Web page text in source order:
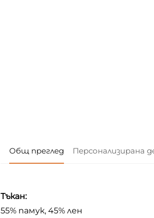
Общ преглед Персонализирана
Тъкан:
55% памук, 45% лен